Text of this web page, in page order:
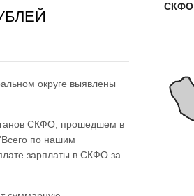
округе выявлены
СКФО, прошедшем в
по нашим
зарплаты в СКФО за
СКФО